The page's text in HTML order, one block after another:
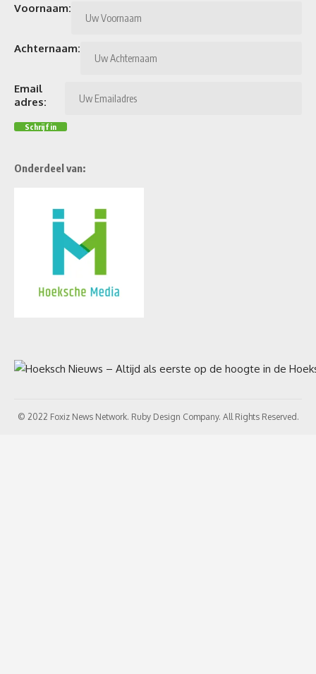
Voornaam:
Achternaam:
Email
adres:
Onderdeel van:
© 2022 Foxiz News Network. Ruby Design Company. All Rights Reserved.